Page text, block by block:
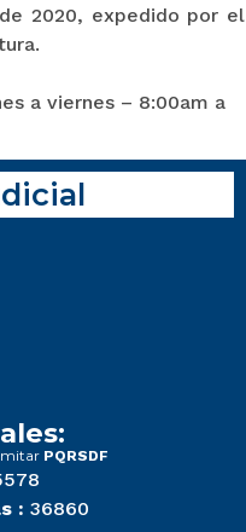
2020, expedido por el
a viernes – 8:00am a
PQRSDF
: 36860